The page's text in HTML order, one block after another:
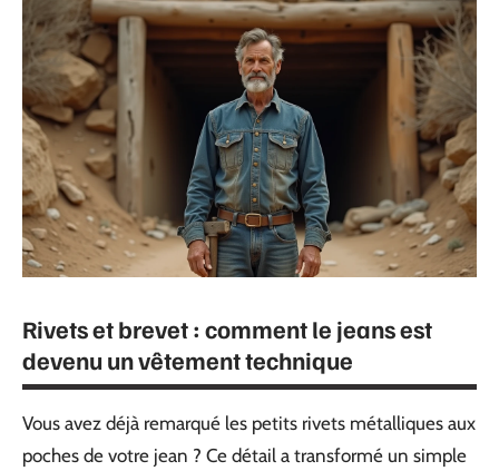
Rivets et brevet : comment le jeans est
devenu un vêtement technique
Vous avez déjà remarqué les petits rivets métalliques aux
poches de votre jean ? Ce détail a transformé un simple